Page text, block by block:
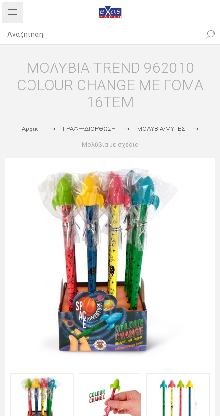
ΜΟΛΥΒΙΑ TREND 962010
COLOUR CHANGE ΜΕ ΓΟΜΑ
16ΤΕΜ
Αρχική ΓΡΑΦΗ-ΔΙΟΡΘΩΣΗ ΜΟΛΥΒΙΑ-ΜΥΤΕΣ
Μολύβια με σχέδια